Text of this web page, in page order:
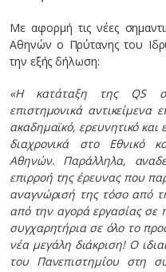
Με αφορμή τις νέες
Αθηνών ο Πρύτανης του
την εξής δήλωση:
«Η κατάταξη της QS
επιστημονικά αντικείμενα
ακαδημαϊκό, ερευνητικό και
διαχρονικά στο Εθνικό
Αθηνών. Παράλληλα,
επιρροή της έρευνας που
αναγνώρισή της τόσο από
από την αγορά εργασίας σε
συγχαρητήρια σε όλο το
νέα μεγάλη διάκριση! Ο
του Πανεπιστημίου στη